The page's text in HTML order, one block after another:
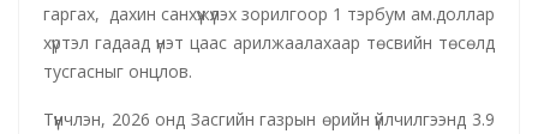
гаргах, дахин санхүүжүүлэх зорилгоор 1 тэрбум ам.доллар
хүртэл гадаад үнэт цаас арилжаалахаар төсвийн төсөлд
тусгасныг онцлов.
Түүнчлэн, 2026 онд Засгийн газрын өрийн үйлчилгээнд 3.9